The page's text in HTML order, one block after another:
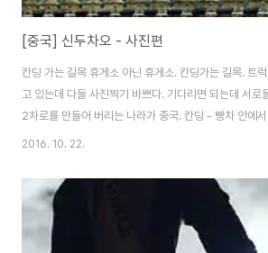
[중국] 신두차오 - 사진편
칸딩 가는 길목 휴게소 아닌 휴게소. 칸딩가는 길목. 트
고 있는데 다들 사진찍기 바쁘다. 기다리면 되는데 서로
2차로를 만들어 버리는 나라가 중국. 칸딩 - 빵차 안에
타기 무섭게 비가 쏟아졌다. suo bo zang jia zhuang
져버렸다. 1급 야크 육포를 파는 곳 발라놓은지 얼마
Temple (塔公寺庙) 신두차오에서 대략 30분 정도 가
다. 이곳 신두차오는 적당한 위치의 기착지라 티벳을 여
심신을 천계로 인계해주는 아주 좋은 장소다.몇일 머물
2016. 10. 22.